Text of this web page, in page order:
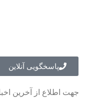
پاسخگویی آنلاین
جهت اطلاع از آخرین